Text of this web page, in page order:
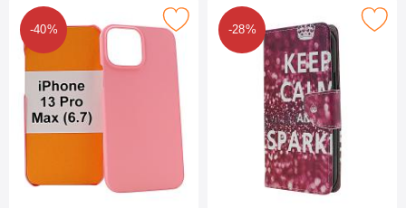
-40%
hardcase Kotelo iPhone 13 Pro Max (6.7) suosikiksi
-28%
Merkitse kuviolompakko iPhone